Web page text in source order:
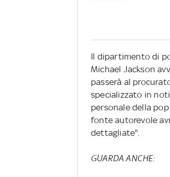
Il dipartimento di
Michael Jackson
passerà al
specializzato in
personale della
fonte autorevole
dettagliate".
GUARDA ANCHE: